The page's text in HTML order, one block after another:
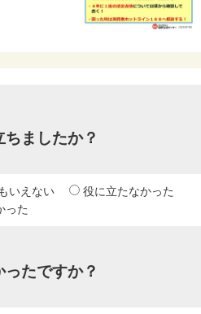
ましたか？
いえない
役に立たなかった
った
たですか？